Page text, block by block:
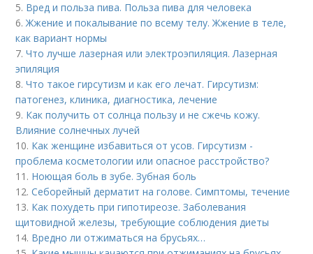
5. Вред и польза пива. Польза пива для человека
6.Жжение и покалывание по всему телу. Жжение в теле,
как вариант нормы
7.Что лучше лазерная или электроэпиляция. Лазерная
эпиляция
8.Что такое гирсутизм и как его лечат. Гирсутизм:
патогенез, клиника, диагностика, лечение
9. Как получить от солнца пользу и не сжечь кожу.
Влияние солнечных лучей
10. Как женщине избавиться от усов. Гирсутизм -
проблема косметологии или опасное расстройство?
11. Ноющая боль в зубе. Зубная боль
12.Себорейный дерматит на голове. Cимптомы, течение
13. Как похудеть при гипотиреозе. Заболевания
щитовидной железы, требующие соблюдения диеты
14. Вредно ли отжиматься на брусьях…